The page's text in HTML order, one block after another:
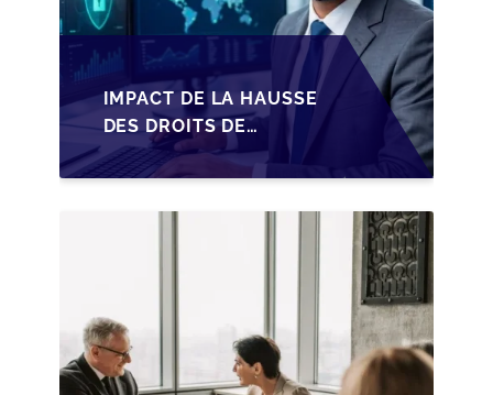
IMPACT DE LA HAUSSE
DES DROITS DE
SUCCESSION EN
WALLONIE SUR LA
TRANSMISSION